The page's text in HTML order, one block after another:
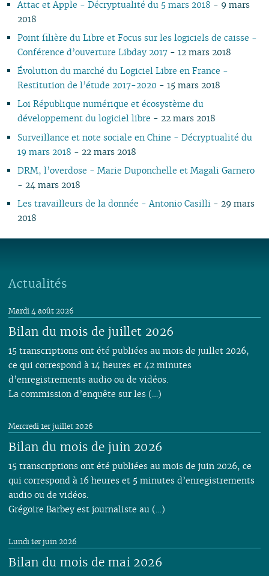
01 01 01 01 01 01 0102
03
02
02 03
03
01
Attac et Apple - Décryptualité du 5 mars 2018 - 9 mars
2018
Point filière du Libre et Focus sur les logiciels de caisse -
Conférence d’ouverture Libday 2017- 12 mars 2018
Évolution du marché du Logiciel Libre en France -
Restitution de l’étude 2017-2020 - 15 mars 2018
Loi République numérique et écosystème du
développement du logiciel libre - 22 mars 2018
Surveillance et note sociale en Chine - Décryptualité du
19 mars 2018 - 22 mars 2018
DRM, l’overdose - Marie Duponchelle et Magali Garnero
- 24 mars 2018
Les travailleurs de la donnée - Antonio Casilli- 29 mars
2018
Actualités
Bilan du mois de juillet 2026
Mardi 4 août 2026
15 transcriptions ont été publiées au mois de juillet 2026,
ce qui correspond à 14 heures et 42 minutes
d’enregistrements audio ou de vidéos.
La commission d’enquête sur les (…)
Bilan du mois de juin 2026
Mercredi 1er juillet 2026
15 transcriptions ont été publiées au mois de juin 2026, ce
qui correspond à 16 heures et 5 minutes d’enregistrements
audio ou de vidéos.
Grégoire Barbey est journaliste au (…)
Bilan du mois de mai 2026
Lundi 1er juin 2026